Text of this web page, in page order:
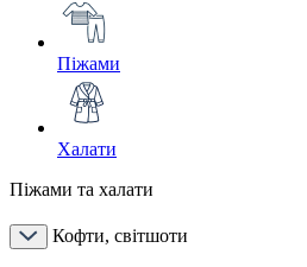
Піжами
Халати
Піжами та халати
Кофти, світшоти